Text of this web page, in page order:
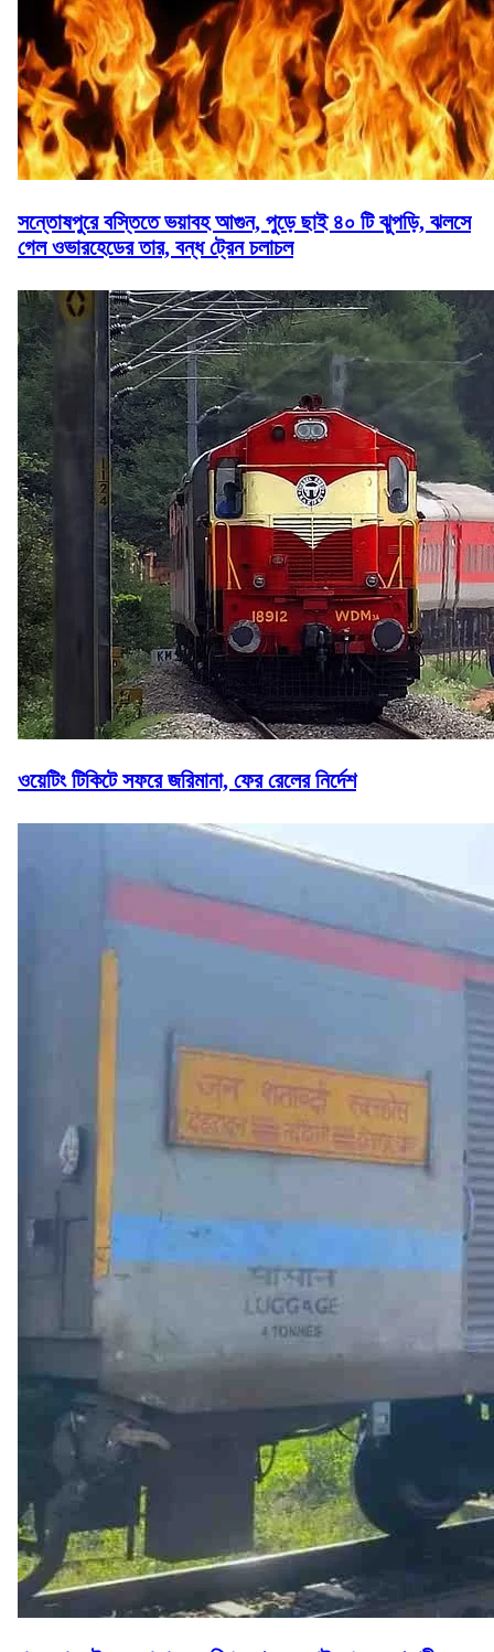
সন্তোষপুরে বস্তিতে ভয়াবহ আগুন, পুড়ে ছাই ৪০ টি ঝুপড়ি, ঝলসে
গেল ওভারহেডের তার, বন্ধ ট্রেন চলাচল
ওয়েটিং টিকিটে সফরে জরিমানা, ফের রেলের নির্দেশ